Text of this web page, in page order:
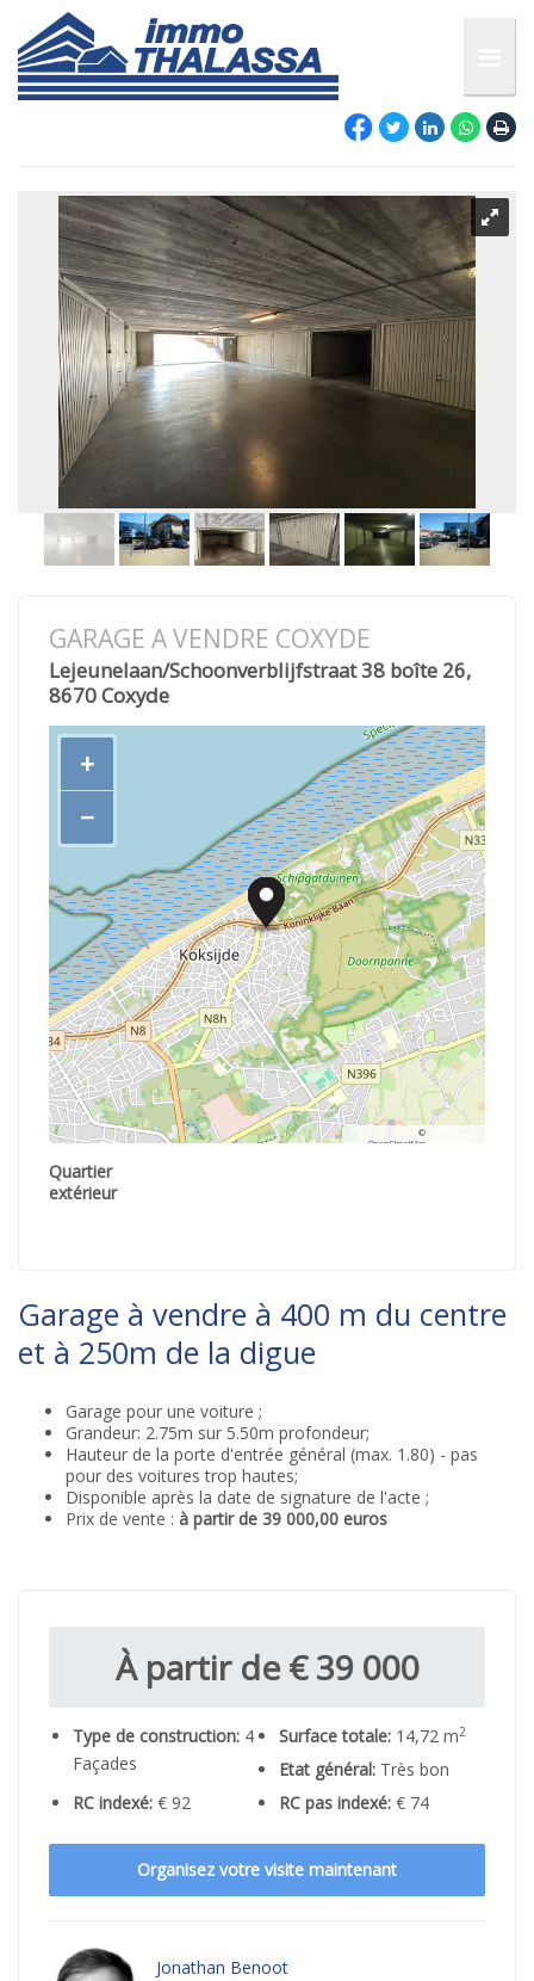
GARAGE A VENDRE COXYDE
Lejeunelaan/Schoonverblijfstraat 38 boîte 26,
8670 Coxyde
+
−
©
OpenStreetMap
Quartier
extérieur
Garage à vendre à 400 m du centre
et à 250m de la digue
Garage pour une voiture ;
Grandeur: 2.75m sur 5.50m profondeur;
Hauteur de la porte d'entrée général (max. 1.80) - pas
pour des voitures trop hautes;
Disponible après la date de signature de l'acte ;
Prix de vente : à partir de 39 000,00 euros
À partir de € 39 000
Type de construction: 4
Façades
Surface totale: 14,72 m2
Etat général: Très bon
RC indexé: € 92 RC pas indexé: € 74
Organisez votre visite maintenant
Jonathan Benoot